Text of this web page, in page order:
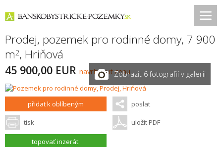
Prodej, pozemek pro rodinné domy, 7 900
m2, Hriňová
45 900,00 EUR navrhnout cenuZobrazit 6 fotografií v galerii
přidat k oblíbeným poslat
tisk uložit PDF
topovať inzerát